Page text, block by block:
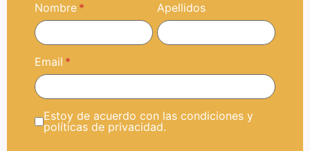
Nombre Apellidos
Email
Estoy de acuerdo con las condiciones y
políticas de privacidad.